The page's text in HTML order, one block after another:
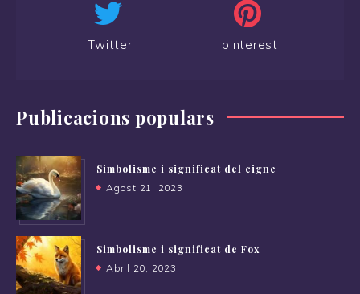
Twitter pinterest
Publicacions populars
Simbolisme i significat del cigne
Agost 21, 2023
Simbolisme i significat de Fox
Abril 20, 2023